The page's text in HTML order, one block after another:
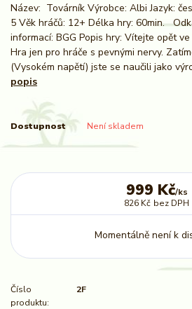
Název: Továrník Výrobce: Albi Jazyk:
5 Věk hráčů: 12+ Délka hry: 60min.
informací: BGG Popis hry: Vítejte opět
Hra jen pro hráče s pevnými nervy.
(Vysokém napětí) jste se naučili jako
popis
Dostupnost Není skladem
999 Kč/ks
826 Kč bez DPH
Momentálně není k
Číslo
produktu:
2F